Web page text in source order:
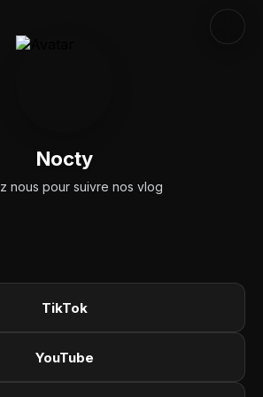
Nocty
nous pour suivre nos vlog
TikTok
YouTube